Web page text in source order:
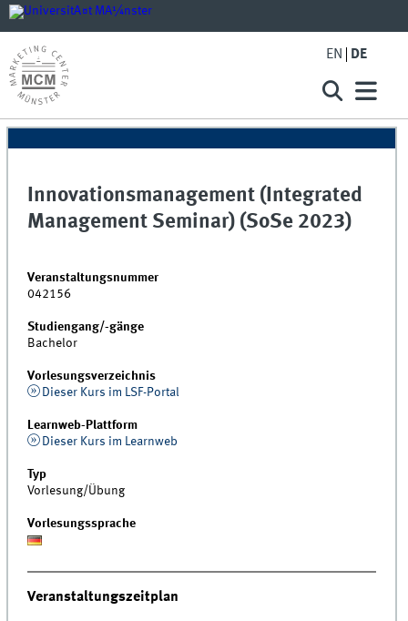
EN DE
Innovationsmanagement (Integrated
Management Seminar) (SoSe 2023)
Veranstaltungsnummer
042156
Studiengang/-gänge
Bachelor
Vorlesungsverzeichnis
Dieser Kurs im LSF-Portal
Learnweb-Plattform
Dieser Kurs im Learnweb
Typ
Vorlesung/Übung
Vorlesungssprache
Veranstaltungszeitplan